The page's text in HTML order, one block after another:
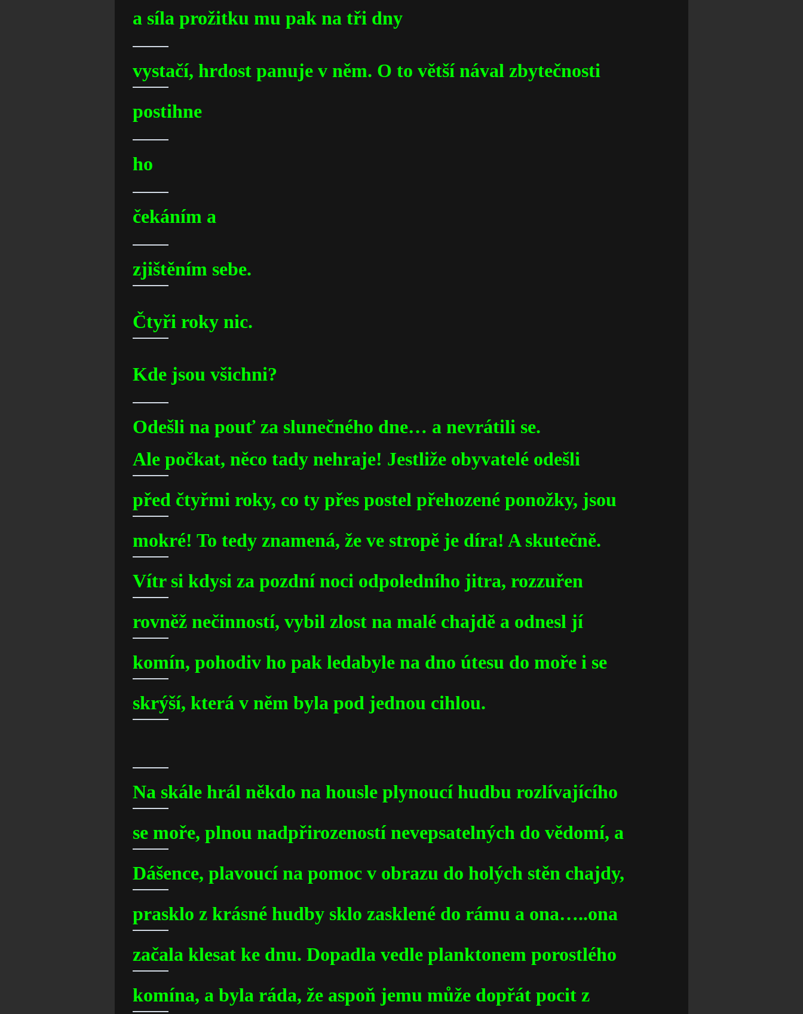
a síla prožitku mu pak na tři dny
vystačí, hrdost panuje v něm. O to větší nával zbytečnosti
postihne
ho
čekáním a
zjištěním sebe.
Čtyři roky nic.
Kde jsou všichni?
Odešli na pouť za slunečného dne… a nevrátili se.
Ale počkat, něco tady nehraje! Jestliže obyvatelé odešli
před čtyřmi roky, co ty přes postel přehozené ponožky, jsou
mokré! To tedy znamená, že ve stropě je díra! A skutečně.
Vítr si kdysi za pozdní noci odpoledního jitra, rozzuřen
rovněž nečinností, vybil zlost na malé chajdě a odnesl jí
komín, pohodiv ho pak ledabyle na dno útesu do moře i se
skrýší, která v něm byla pod jednou cihlou.
Na skále hrál někdo na housle plynoucí hudbu rozlívajícího
se moře, plnou nadpřirozeností nevepsatelných do vědomí, a
Dášence, plavoucí na pomoc v obrazu do holých stěn chajdy,
prasklo z krásné hudby sklo zasklené do rámu a ona…..ona
začala klesat ke dnu. Dopadla vedle planktonem porostlého
komína, a byla ráda, že aspoň jemu může dopřát pocit z